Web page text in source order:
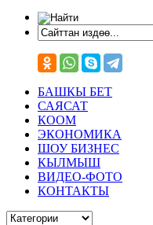
БАШКЫ БЕТ
САЯСАТ
КООМ
ЭКОНОМИКА
ШОУ БИЗНЕС
КЫЛМЫШ
ВИДЕО-ФОТО
КОНТАКТЫ